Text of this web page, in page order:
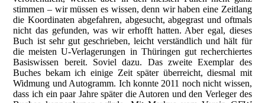
stimmen – wir müssen es wissen, denn wir haben eine Zeitlang
die Koordinaten abgefahren, abgesucht, abgegrast und oftmals
nicht das gefunden, was wir erhofft hatten. Aber egal, dieses
Buch ist sehr gut geschrieben, leicht verständlich und hält für
die meisten U-Verlagerungen in Thüringen gut recherchiertes
Basiswissen bereit. Soviel dazu. Das zweite Exemplar des
Buches bekam ich einige Zeit später überreicht, diesmal mit
Widmung und Autogramm. Ich konnte 2011 noch nicht wissen,
dass ich ein paar Jahre später die Autoren und den Verleger des